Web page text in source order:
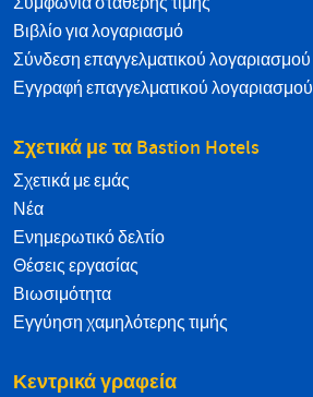
Βιβλίο για λογαριασμό
Σύνδεση επαγγελματικού λογαριασμού
Εγγραφή επαγγελματικού λογαριασμού
Σχετικά με τα Bastion Hotels
Σχετικά με εμάς
Νέα
Ενημερωτικό δελτίο
Θέσεις εργασίας
Βιωσιμότητα
Εγγύηση χαμηλότερης τιμής
Κεντρικά γραφεία